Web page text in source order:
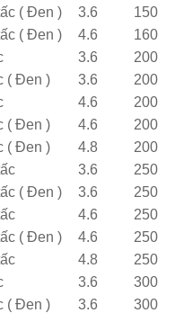
( Đen ) 3.6
150
( Đen ) 4.6
160
3.6
200
( Đen ) 3.6
200
4.6
200
( Đen ) 4.6
200
( Đen ) 4.8
200
3.6
250
( Đen ) 3.6
250
4.6
250
( Đen ) 4.6
250
4.8
250
3.6
300
( Đen ) 3.6
300